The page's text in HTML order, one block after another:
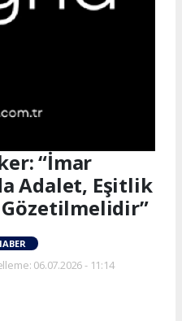
“İmar
Adalet, Eşitlik
Gözetilmelidir”
06.07.2026 - 11:14